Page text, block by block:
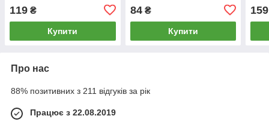
119 ₴
Купити
84₴
Купити
159
Про нас
88% позитивних з 211 відгуків за рік
Працює з 22.08.2019